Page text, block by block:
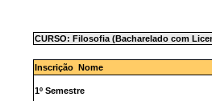
CURSO: Filosofia (Bacharelado com
Inscrição Nome
1º Semestre